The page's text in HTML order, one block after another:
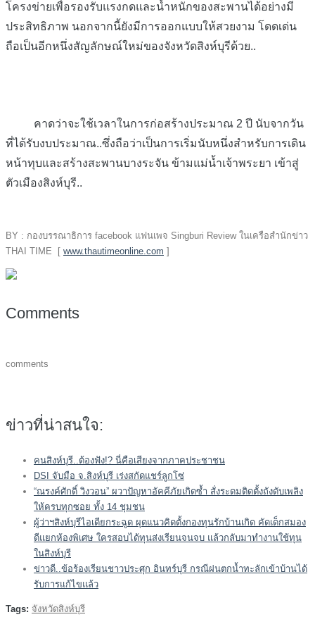
โครงข่ายเพื่อรองรับแรงกดและน้ำหนักของสะพานได้อย่างมี
ประสิทธิภาพ นอกจากนี้ยังมีการออกแบบให้สวยงาม โดดเด่น
ถือเป็นอีกหนึ่งสัญลักษณ์ใหม่ของจังหวัดสิงห์บุรีด้วย..
คาดว่าจะใช้เวลาในการก่อสร้างประมาณ 2 ปี นับจากวัน
ที่ได้รับงบประมาณ..ซึ่งถือว่าเป็นการเริ่มนับหนึ่งสำหรับการเดิน
หน้าทุบและสร้างสะพานบางระจัน ข้ามแม่น้ำเจ้าพระยา เข้าสู่
ตัวเมืองสิงห์บุรี..
BY : กองบรรณาธิการ facebook แฟนเพจ Singburi Review ในเครือสำนักข่าว
THAI TIME [ www.thautimeonline.com ]
Comments
comments
ข่าวที่น่าสนใจ:
คนสิงห์บุรี..ต้องฟัง!? นี่คือเสียงจากภาคประชาชน
DSI จับมือ จ.สิงห์บุรี เร่งสกัดแชร์ลูกโซ่
“ณรงค์ศักดิ์ วิงวอน” ผวาปัญหาอัคคีภัยเกิดซ้ำ สั่งระดมติดตั้งถังดับเพลิง
ให้ครบทุกซอย ทั้ง 14 ชุมชน
ผู้ว่าฯสิงห์บุรีไอเดียกระฉูด ผุดแนวคิดตั้งกองทุนรักบ้านเกิด คัดเด็กสมอง
ดีแยกห้องพิเศษ ใครสอบได้ทุนส่งเรียนจนจบ แล้วกลับมาทำงานใช้ทุน
ในสิงห์บุรี
ข่าวดี..ข้อร้องเรียนชาวประศุก อินทร์บุรี กรณีฝนตกน้ำทะลักเข้าบ้านได้
รับการแก้ไขแล้ว
Tags: จังหวัดสิงห์บุรี